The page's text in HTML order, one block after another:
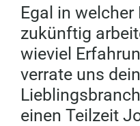
Egal in welcher
zukünftig
wieviel
verrate uns
einen Teilzeit